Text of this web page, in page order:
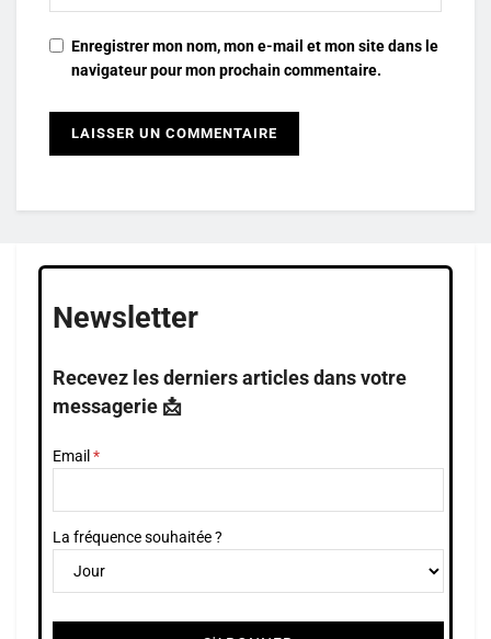
Enregistrer mon nom, mon e-mail et mon site dans le
navigateur pour mon prochain commentaire.
Newsletter
Recevez les derniers articles dans votre
messagerie 📩
Email
La fréquence souhaitée ?